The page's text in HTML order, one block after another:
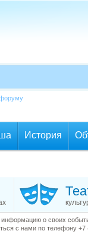
История
о своих
с нами по телефону +7